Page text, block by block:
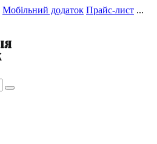
Мобільний додаток Прайс-лист ...